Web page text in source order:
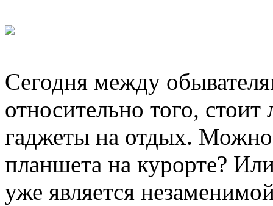
Сегодня между
относительно того,
гаджеты на отдых.
планшета на курорте?
уже является